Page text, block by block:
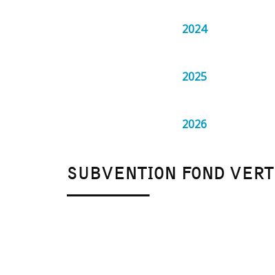
2024
2025
2026
SUBVENTION FOND VERT